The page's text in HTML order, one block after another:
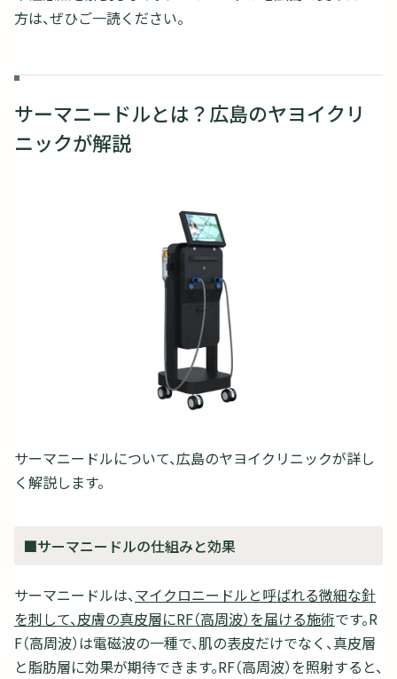
方は、ぜひご一読ください。
サーマニードルとは？広島のヤヨイクリ
ニックが解説
サーマニードルについて、広島のヤヨイクリニックが詳し
く解説します。
■サーマニードルの仕組みと効果
サーマニードルは、マイクロニードルと呼ばれる微細な針
を刺して、皮膚の真皮層にRF（高周波）を届ける施術です。R
F（高周波）は電磁波の一種で、肌の表皮だけでなく、真皮層
と脂肪層に効果が期待できます。RF（高周波）を照射すると、